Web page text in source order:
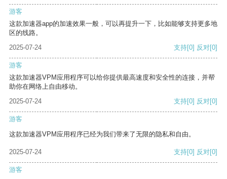
游客
这款加速器app的加速效果一般，可以再提升一下，比如能够支持更多地
区的线路。
2025-07-24
支持[0] 反对[0]
游客
这款加速器VPM应用程序可以给你提供最高速度和安全性的连接，并帮
助你在网络上自由移动。
2025-07-24
支持[0] 反对[0]
游客
这款加速器VPM应用程序已经为我们带来了无限的隐私和自由。
2025-07-24 支持[0] 反对[0]
游客